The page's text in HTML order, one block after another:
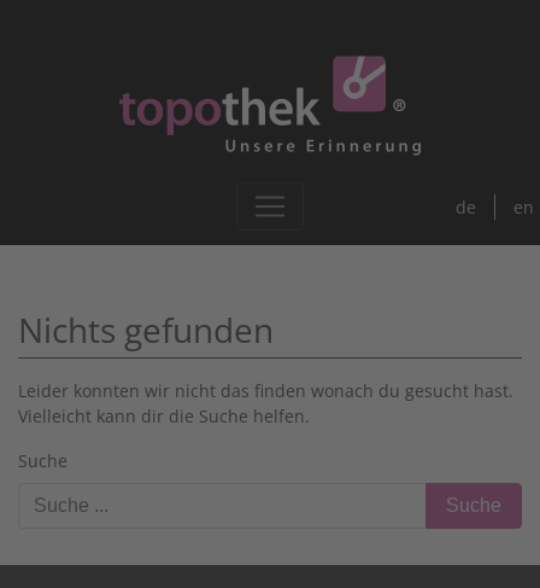
de en
Nichts gefunden
Leider konnten wir nicht das finden wonach du gesucht hast.
Vielleicht kann dir die Suche helfen.
Suche